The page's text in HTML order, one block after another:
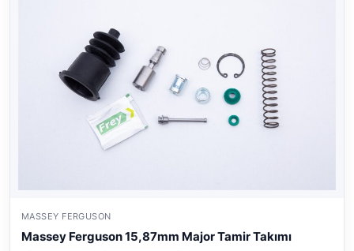
MASSEY FERGUSON
Massey Ferguson 15,87mm Major Tamir Takımı